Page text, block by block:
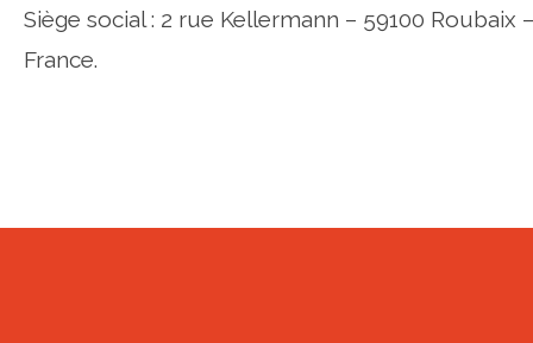
Siège social : 2 rue Kellermann – 59100 Roubaix –
France.